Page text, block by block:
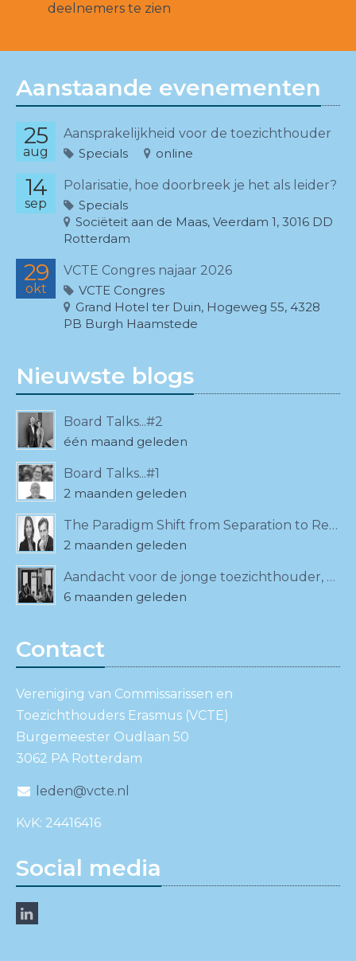
deelnemers te zien
Aanstaande evenementen
25
aug
Aansprakelijkheid voor de toezichthouder
Specials
online
14
sep
Polarisatie, hoe doorbreek je het als leider?
Specials
Sociëteit aan de Maas, Veerdam 1, 3016 DD
Rotterdam
29
okt
VCTE Congres najaar 2026
VCTE Congres
Grand Hotel ter Duin, Hogeweg 55, 4328
PB Burgh Haamstede
Nieuwste blogs
Board Talks...#2
één maand geleden
Board Talks...#1
2 maanden geleden
The Paradigm Shift from Separation to Relationality
2 maanden geleden
Aandacht voor de jonge toezichthouder, ook bij de VCTE!
6 maanden geleden
Contact
Vereniging van Commissarissen en
Toezichthouders Erasmus (VCTE)
Burgemeester Oudlaan 50
3062 PA Rotterdam
leden@vcte.nl
KvK: 24416416
Social media